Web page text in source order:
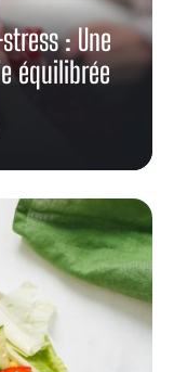
: Une
équilibrée